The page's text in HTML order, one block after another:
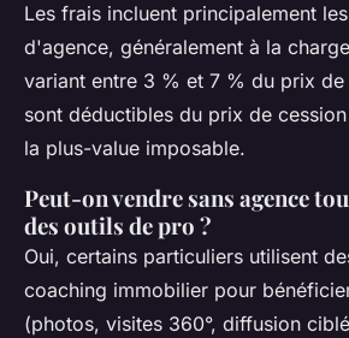
Les frais incluent principalement
d'agence, généralement à la
variant entre 3 % et 7 % du prix
sont déductibles du prix de
la plus-value imposable.
Peut-on vendre sans agence
des outils de pro ?
Oui, certains particuliers utilisent
coaching immobilier pour
(photos, visites 360°, diffusion